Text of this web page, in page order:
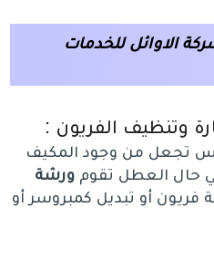
الاوائل للخدمات
وتنظيف الفريون :
تجعل من وجود المكيف
حال العطل تقومورشة
فريون أو تبديل كمبروسر أو